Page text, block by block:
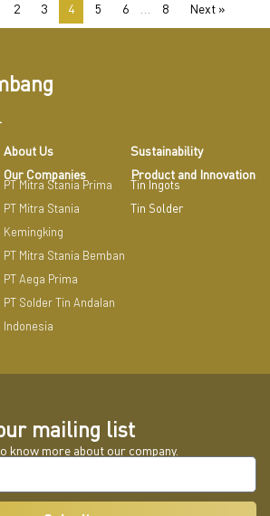
2 3 4 5 6 8 Next »
About Us
Our Companies
PT Mitra Stania Prima
PT Mitra Stania
Kemingking
PT Mitra Stania Bemban
PT Aega Prima
PT Solder Tin Andalan
Indonesia
Sustainability
Product and Innovation
Tin Ingots
Tin Solder
mailing list
know more about our company.